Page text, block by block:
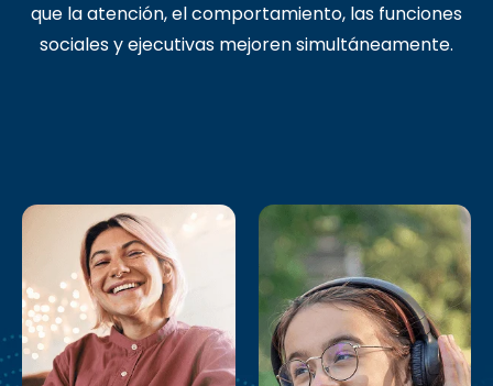
que la atención, el comportamiento, las funciones
sociales y ejecutivas mejoren simultáneamente.